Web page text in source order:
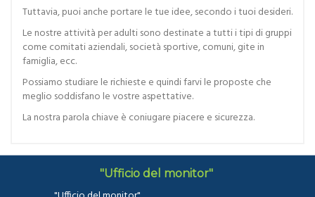
Tuttavia, puoi anche portare le tue idee, secondo i tuoi desideri.
Le nostre attività per adulti sono destinate a tutti i tipi di gruppi
come comitati aziendali, società sportive, comuni, gite in
famiglia, ecc.
Possiamo studiare le richieste e quindi farvi le proposte che
meglio soddisfano le vostre aspettative.
La nostra parola chiave è coniugare piacere e sicurezza.
"Ufficio del monitor"